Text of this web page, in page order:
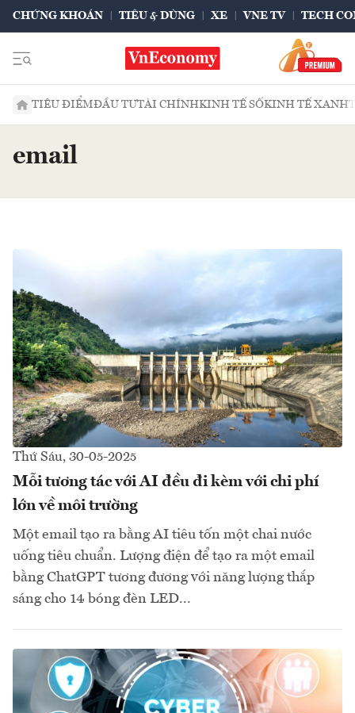
CHỨNG KHOÁN TIÊU & DÙNG XE VNE TV TECH
TIÊU ĐIỂMĐẦU TƯTÀI CHÍNHKINH TẾ SỐKINH TẾ XANH
email
Thứ Sáu, 30-05-2025
Mỗi tương tác với AI đều đi kèm với chi phí
lớn về môi trường
Một email tạo ra bằng AI tiêu tốn một chai nước
uống tiêu chuẩn. Lượng điện để tạo ra một email
bằng ChatGPT tương đương với năng lượng thắp
sáng cho 14 bóng đèn LED...